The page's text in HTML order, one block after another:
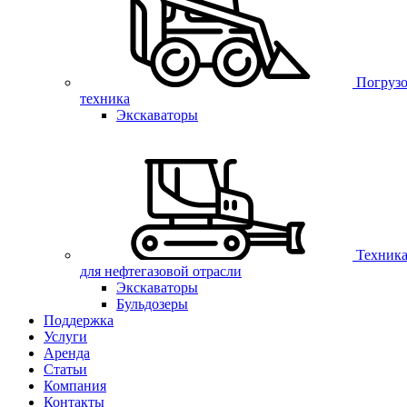
техника
Экскаваторы
Техника
для нефтегазовой отрасли
Экскаваторы
Бульдозеры
Поддержка
Услуги
Аренда
Статьи
Компания
Контакты